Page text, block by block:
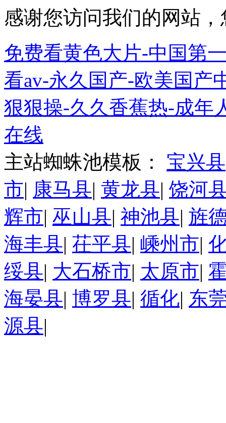
感谢您访问我们的网站
免费看黄色大片-中国第
看av-永久国产-欧美国产
狠狠操-久久香蕉热-成年
在线
主站蜘蛛池模板： 宝兴县
市| 康马县| 黄龙县| 饶河
辉市| 巫山县| 神池县| 旌
海丰县| 茌平县| 嵊州市|
绥县| 大石桥市| 太原市|
海晏县| 博罗县| 循化| 东
源县|